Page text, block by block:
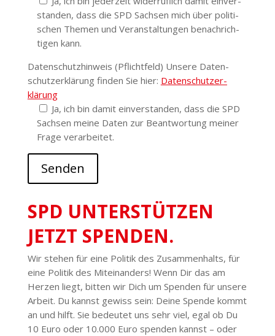
standen, dass die SPD Sachsen mich über poli­ti­
schen Themen und Veran­stal­tungen benach­rich­
tigen kann.
Daten­schutz­hinweis (Pflichtfeld) Unsere Daten­
schutz­er­klärung finden Sie hier: Daten­schutz­er­
klärung
Ja, ich bin damit einver­standen, dass die SPD
Sachsen meine Daten zur Beant­wortung meiner
Frage verar­beitet.
Senden
SPD UNTER­STÜTZEN
JETZT SPENDEN.
Wir stehen für eine Politik des Zusam­men­halts, für
eine Politik des Mitein­anders! Wenn Dir das am
Herzen liegt, bitten wir Dich um Spenden für unsere
Arbeit. Du kannst gewiss sein: Deine Spende kommt
an und hilft. Sie bedeutet uns sehr viel, egal ob Du
10 Euro oder 10.000 Euro spenden kannst – oder